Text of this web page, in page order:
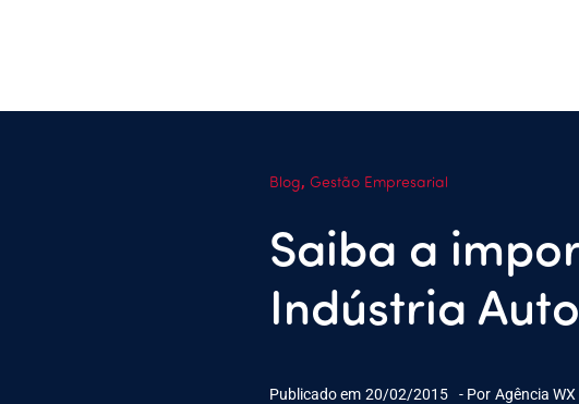
Blog, Gestão Empresarial
Saiba a
Indústria
Publicado em 20/02/2015 - Por Agência WX